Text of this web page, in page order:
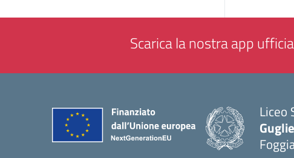
Scarica la nostra app
Liceo